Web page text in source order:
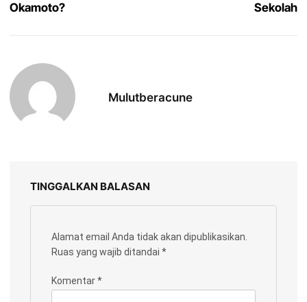
Okamoto?
Sekolah
Mulutberacune
TINGGALKAN BALASAN
Alamat email Anda tidak akan dipublikasikan.
Ruas yang wajib ditandai *
Komentar*